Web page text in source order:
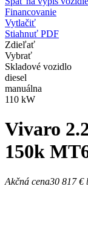
Financovanie
Vytlačiť
Stiahnuť PDF
Zdieľať
Vybrať
Skladové vozidlo
diesel
manuálna
110 kW
Vivaro
150k
Akčná cena30 817 €